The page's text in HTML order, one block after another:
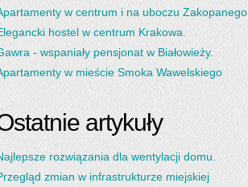
w centrum i na uboczu Zakopanego
hostel w centrum Krakowa.
- wspaniały pensjonat w Białowieży.
w mieście Smoka Wawelskiego
artykuły
rozwiązania dla wentylacji domu.
zmian w infrastrukturze miejskiej